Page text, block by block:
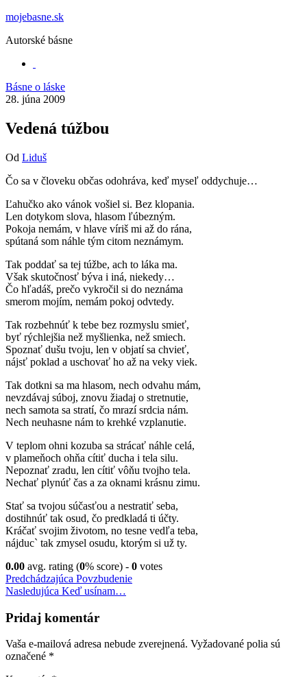
Preskočiť
obsah
mojebasne.sk
Autorské básne
Básne o láske
28. júna 2009
Vedená túžbou
Od Liduš
Čo sa v človeku občas odohráva, keď myseľ oddychuje…
Ľahučko ako vánok vošiel si. Bez klopania.
Len dotykom slova, hlasom ľúbezným.
Pokoja nemám, v hlave víriš mi až do rána,
spútaná som náhle tým citom neznámym.
Tak poddať sa tej túžbe, ach to láka ma.
Však skutočnosť býva i iná, niekedy…
Čo hľadáš, prečo vykročil si do neznáma
smerom mojím, nemám pokoj odvtedy.
Tak rozbehnúť k tebe bez rozmyslu smieť,
byť rýchlejšia než myšlienka, než smiech.
Spoznať dušu tvoju, len v objatí sa chvieť,
nájsť poklad a uschovať ho až na veky viek.
Tak dotkni sa ma hlasom, nech odvahu mám,
nevzdávaj súboj, znovu žiadaj o stretnutie,
nech samota sa stratí, čo mrazí srdcia nám.
Nech neuhasne nám to krehké vzplanutie.
V teplom ohni kozuba sa strácať náhle celá,
v plameňoch ohňa cítiť ducha i tela silu.
Nepoznať zradu, len cítiť vôňu tvojho tela.
Nechať plynúť čas a za oknami krásnu zimu.
Stať sa tvojou súčasťou a nestratiť seba,
dostihnúť tak osud, čo predkladá ti účty.
Kráčať svojim životom, no tesne vedľa teba,
nájduc` tak zmysel osudu, ktorým si už ty.
0.00 avg. rating (0% score) - 0 votes
Navigácia
v
článku
Predchádzajúci
príspevok
Predchádzajúca Povzbudenie
Nasledujúci
Nasledujúca Keď usínam…
Pridaj komentár
Vaša e-mailová adresa nebude zverejnená. Vyžadované polia sú
označené *